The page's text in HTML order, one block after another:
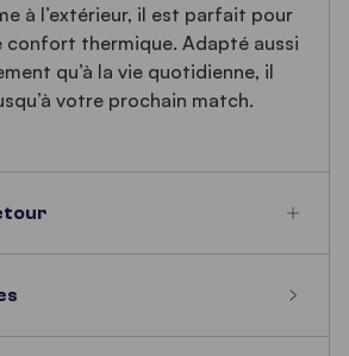
à l’extérieur, il est parfait pour
thermique. Adapté aussi
qu’à la vie quotidienne, il
votre prochain match.